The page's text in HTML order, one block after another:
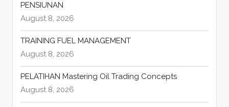
PENSIUNAN
August 8, 2026
TRAINING FUEL MANAGEMENT
August 8, 2026
PELATIHAN Mastering Oil Trading Concepts
August 8, 2026